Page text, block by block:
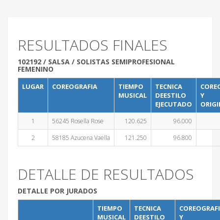
RESULTADOS FINALES
102192 / SALSA / SOLISTAS SEMIPROFESIONAL
FEMENINO
LUGAR COREOGRAFIA
TIEMPO
MUSICAL
TECNICA
DEESTILO
EJECUTADO
Y
1 56245 Rosella Rose 120.625
96.000
2
58185 Azucena Vaella 121.250 96.800
DETALLE DE RESULTADOS
DETALLE POR JURADOS
TIEMPO
MUSICAL
TECNICA
DEESTILO
Y